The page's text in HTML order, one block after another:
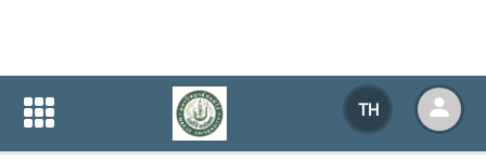
TH
ปฏิทินกิจกรรมของหน่วยงาน
ปฏิทินกิจกรรมของหน่วยงาน